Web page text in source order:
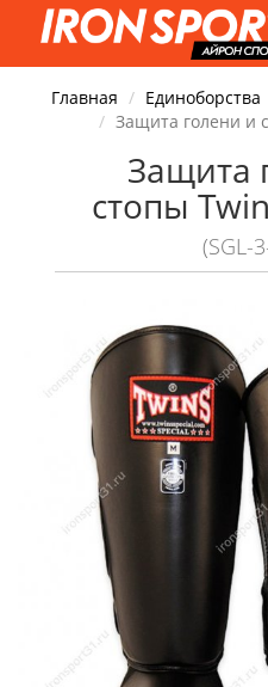
Главная Единоборства
Защита голени и
Защита
стопы
(SGL-